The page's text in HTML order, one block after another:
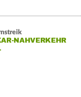
NAHVERKEHR